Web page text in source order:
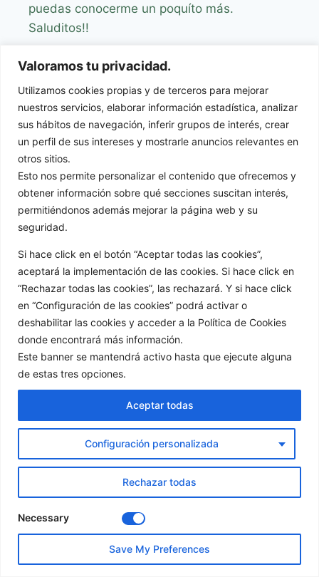
Valoramos tu privacidad.
Utilizamos cookies propias y de terceros para mejorar
nuestros servicios, elaborar información estadística, analizar
sus hábitos de navegación, inferir grupos de interés, crear
un perfil de sus intereses y mostrarle anuncios relevantes en
otros sitios.
Esto nos permite personalizar el contenido que ofrecemos y
obtener información sobre qué secciones suscitan interés,
permitiéndonos además mejorar la página web y su
seguridad.
Si hace click en el botón “Aceptar todas las cookies”,
aceptará la implementación de las cookies. Si hace click en
“Rechazar todas las cookies”, las rechazará. Y si hace click
en “Configuración de las cookies” podrá activar o
deshabilitar las cookies y acceder a la Política de Cookies
donde encontrará más información.
Este banner se mantendrá activo hasta que ejecute alguna
de estas tres opciones.
Configuración personalizada
Rechazar todas
Aceptar todas
Necessary
Save My Preferences
puedas conocerme un poquíto más.
Saluditos!!
cookiesparatodos@gmail.com
https://www.facebook.com/cookiesparatodos
http://cookiesparatodos.blogspot.com/
Noemi Mompo dice:
29 febrero, 2012 a las 8:18 am
Hola Teresa!!
Buenos días, yo quiero participar en el
sorteo, me encanta todo lo que haces, hace
poco que te conozco y me gusta seguirte, yo
tambien hace poco que estoy en el mundo
de la reposteria, y la verdad que para lo poco
que me gusta cocinar, este mundo me
encanta pero porque me gusta mucho el
puedes pasar por mi blog, me falta mejorar
muchas cosas pero poco a poco espero
seguir avanzando y gracias a vosotras
compis de blog que me estais ayudando
mucho, mi mail es notedu7@hotmail.com
Eres valenciana?yo tambien soy
Saluditos